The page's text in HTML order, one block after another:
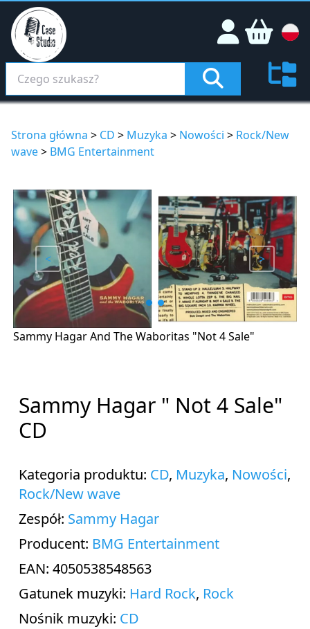
Strona główna > CD > Muzyka > Nowości > Rock/New
wave> BMG Entertainment
< >
Sammy Hagar And The Waboritas "Not 4 Sale"
Sammy Hagar " Not 4 Sale"
CD
Kategoria produktu: CD, Muzyka, Nowości,
Rock/New wave
Zespół: Sammy Hagar
Producent: BMG Entertainment
EAN: 4050538548563
Gatunek muzyki: Hard Rock, Rock
Nośnik muzyki: CD